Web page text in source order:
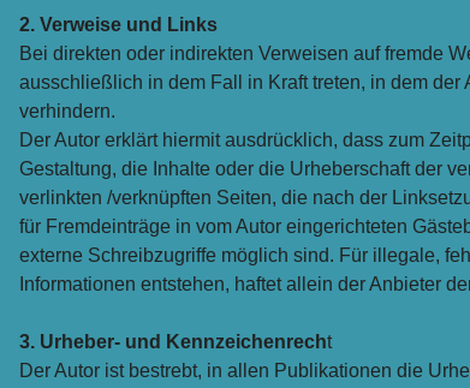
2. Verweise und Links
Bei direkten oder indirekten Verweisen auf fremde
ausschließlich in dem Fall in Kraft treten, in dem
verhindern.
Der Autor erklärt hiermit ausdrücklich, dass zum
Gestaltung, die Inhalte oder die Urheberschaft der
verlinkten /verknüpften Seiten, die nach der
für Fremdeinträge in vom Autor eingerichteten
externe Schreibzugriffe möglich sind. Für illegale,
Informationen entstehen, haftet allein der Anbieter
3. Urheber- und Kennzeichenrecht
Der Autor ist bestrebt, in allen Publikationen die